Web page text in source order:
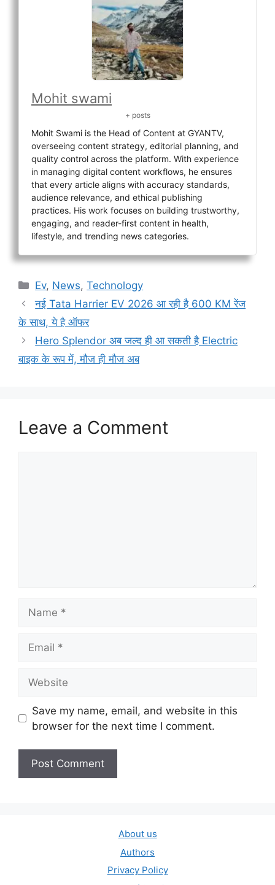
Mohit swami
+ posts
Mohit Swami is the Head of Content at GYANTV,
overseeing content strategy, editorial planning, and
quality control across the platform. With experience
in managing digital content workflows, he ensures
that every article aligns with accuracy standards,
audience relevance, and ethical publishing
practices. His work focuses on building trustworthy,
engaging, and reader-first content in health,
lifestyle, and trending news categories.
Categories
Ev, News,Technology
नई Tata Harrier EV 2026 आ रही है 600 KM रेंज
के साथ, ये है ऑफर
Hero Splendor अब जल्द ही आ सकती है Electric
बाइक के रूप में, मौज ही मौज अब
Leave a Comment
Save my name, email, and website in this
browser for the next time I comment.
About us
Authors
Privacy Policy